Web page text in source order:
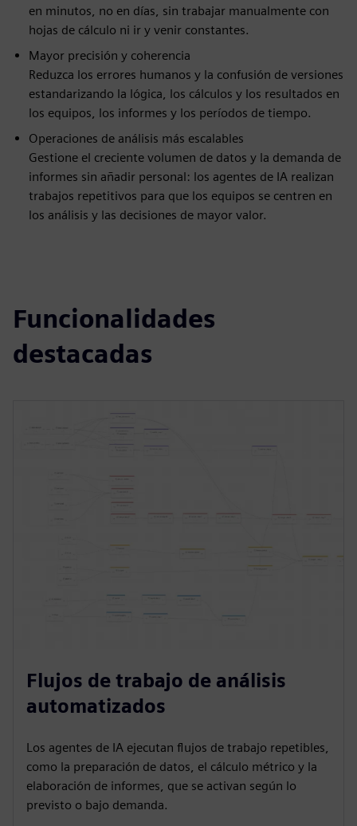
en minutos, no en días, sin trabajar manualmente con
hojas de cálculo ni ir y venir constantes.
Mayor precisión y coherencia
Reduzca los errores humanos y la confusión de versiones
estandarizando la lógica, los cálculos y los resultados en
los equipos, los informes y los períodos de tiempo.
Operaciones de análisis más escalables
Gestione el creciente volumen de datos y la demanda de
informes sin añadir personal: los agentes de IA realizan
trabajos repetitivos para que los equipos se centren en
los análisis y las decisiones de mayor valor.
Funcionalidades
destacadas
Flujos de trabajo de análisis
automatizados
Los agentes de IA ejecutan flujos de trabajo repetibles,
como la preparación de datos, el cálculo métrico y la
elaboración de informes, que se activan según lo
previsto o bajo demanda.